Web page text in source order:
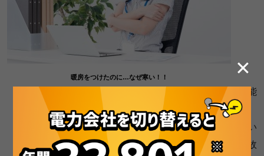
✕
暖房をつけたのに…なぜ寒い！！
冷風・温風が出ない場合は、冷媒ガスが漏れている可能
性があるので、修理が必要です。
フィルターがホコリで目詰まりして送風がスムーズにい
っていない場合もありますが、この状態が長く続くと故